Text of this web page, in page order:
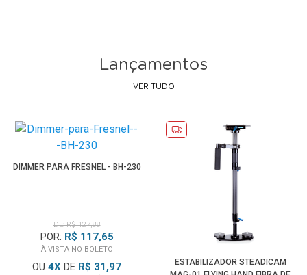
Lançamentos
VER TUDO
DIMMER PARA FRESNEL - BH-230
DE: R$ 127,88
POR: R$ 117,65
À VISTA NO BOLETO
OU 4X DE R$ 31,97
ESTABILIZADOR STEADICAM